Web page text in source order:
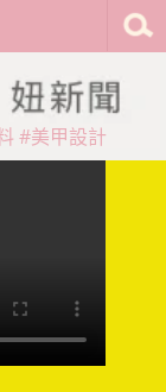
#美甲設計